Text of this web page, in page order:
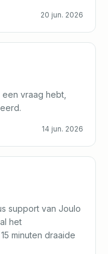
20 jun. 2026
vraag hebt,
14 jun. 2026
support van Joulo
het
minuten draaide